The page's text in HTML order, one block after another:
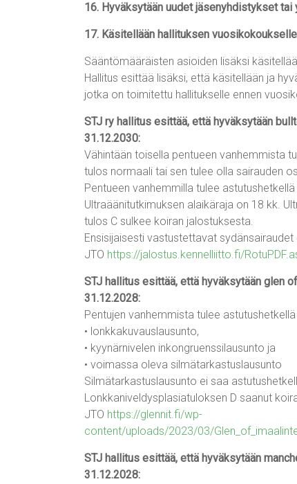
16. Hyväksytään uudet jäsenyhdistykset
17. Käsitellään hallituksen
Sääntömääräisten asioiden lisäksi
Hallitus esittää lisäksi, että käsitellään ja
jotka on toimitettu hallitukselle ennen
STJ ry hallitus esittää, että hyväksytään
31.12.2030:
Vähintään toisella pentueen vanhemmista
tulos normaali tai sen tulee olla sairauden
Pentueen vanhemmilla tulee
Ultraäänitutkimuksen alaikäraja on 18 kk.
tulos C sulkee koiran jalostuksesta.
Ensisijaisesti vastustettavat
JTO https://jalostus.kennelliitto.fi/
STJ hallitus esittää, että hyväksytään glen
31.12.2028:
Pentujen vanhemmista tulee
• lonkkakuvauslausunto,
• kyynärnivelen inkongruenssilausunto ja
• voimassa oleva silmätarkastuslausunto
Silmätarkastuslausunto ei saa
Lonkkaniveldysplasiatuloksen D saanut
JTO https://glennit.fi/wp-
content/uploads/2023/03/
STJ hallitus esittää, että hyväksytään
31.12.2028: